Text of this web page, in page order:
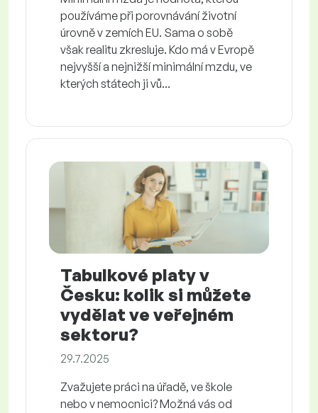
používáme při porovnávání životní
úrovně v zemích EU. Sama o sobě
však realitu zkresluje. Kdo má v Evropě
nejvyšší a nejnižší minimální mzdu, ve
kterých státech ji vů...
Tabulkové platy v
Česku: kolik si můžete
vydělat ve veřejném
sektoru?
29.7.2025
Zvažujete práci na úřadě, ve škole
nebo v nemocnici? Možná vás od